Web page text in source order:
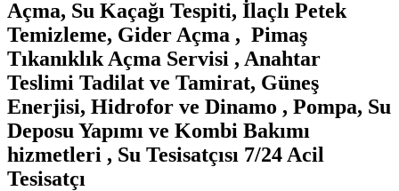
Açma, Su Kaçağı Tespiti, İlaçlı Petek
Temizleme, Gider Açma , Pimaş
Tıkanıklık Açma Servisi , Anahtar
Teslimi Tadilat ve Tamirat, Güneş
Enerjisi, Hidrofor ve Dinamo , Pompa, Su
Deposu Yapımı ve Kombi Bakımı
hizmetleri , Su Tesisatçısı 7/24 Acil
Tesisatçı